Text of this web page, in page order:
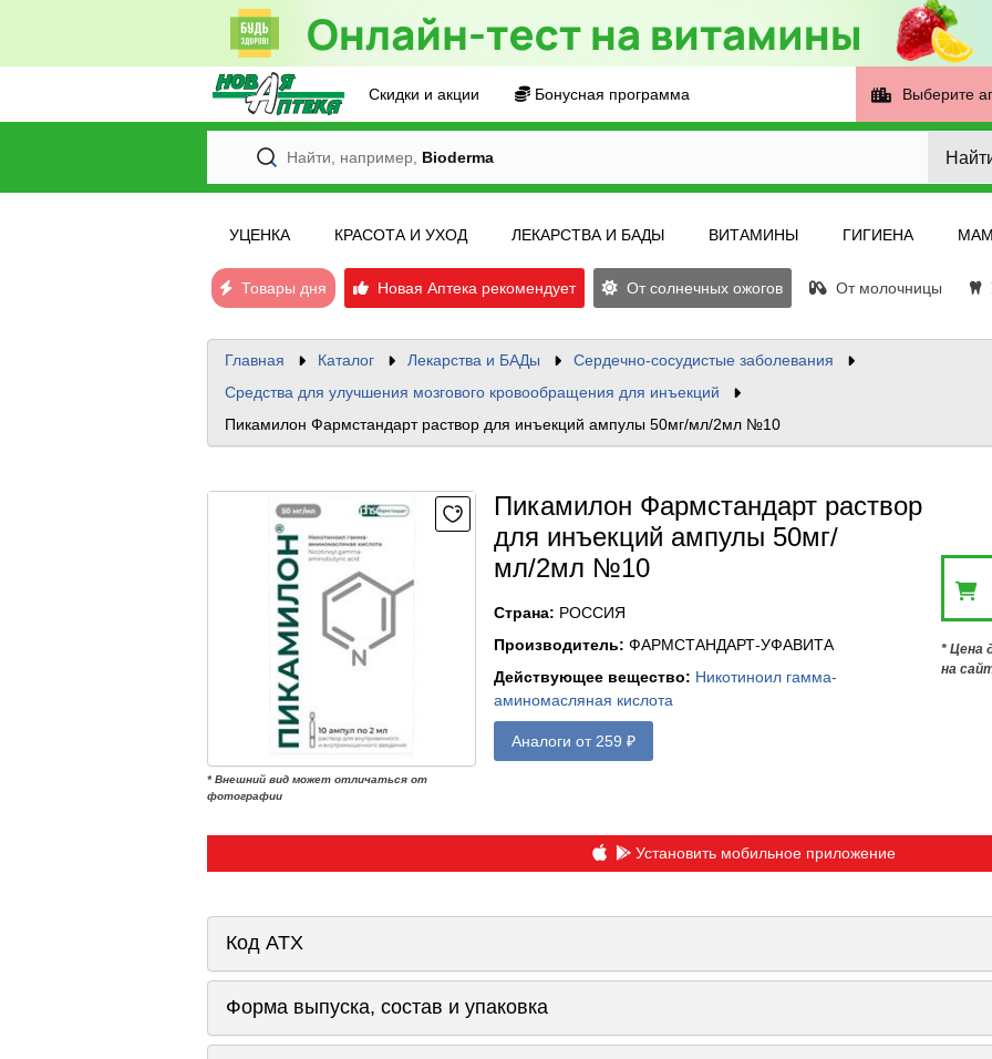
Скидки и акции Бонусная программа Выберите
Найти, например, Bioderma
УЦЕНКА КРАСОТА И УХОД ЛЕКАРСТВА И БАДЫ ВИТАМИНЫ ГИГИЕНА
Товары дня Новая Аптека рекомендует От солнечных ожогов От молочницы
Главная Каталог Лекарства и БАДы
Сердечно-сосудистые заболевания
Средства для улучшения мозгового кровообращения для инъекций
Пикамилон Фармстандарт раствор для инъекций ампулы 50мг/мл/2мл №10
* Внешний вид может отличаться от
фотографии
Пикамилон Фармстандарт раствор
для инъекций ампулы 50мг/
мл/2мл №10
Страна: РОССИЯ
Производитель: ФАРМСТАНДАРТ-УФАВИТА
Действующее вещество: Никотиноил гамма-
аминомасляная кислота
Аналоги от 259 ₽
* Цена
на
Установить мобильное приложение
Код ATX
Форма выпуска, состав и упаковка